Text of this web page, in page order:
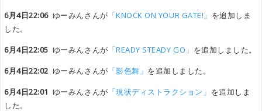
6月4日22:06ゆーみんさんが 「KNOCK ON YOUR GATE!」 を追加しま
した。
6月4日22:05 ゆーみんさんが 「READY STEADY GO」 を追加しました。
6月4日22:02 ゆーみんさんが 「影色舞」 を追加しました。
6月4日22:01 ゆーみんさんが 「現状ディストラクション」 を追加しま
した。